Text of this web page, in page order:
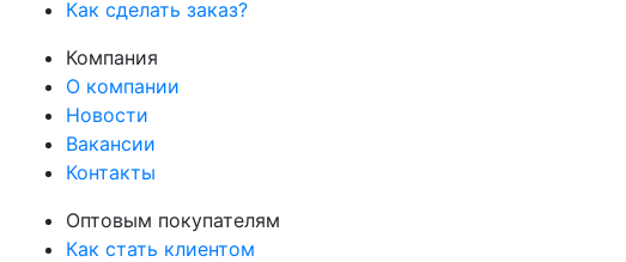
Как сделать заказ?
Компания
О компании
Новости
Вакансии
Контакты
Оптовым покупателям
Как стать клиентом